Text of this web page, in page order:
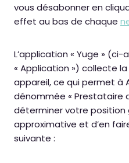
vous désabonner en
effet au bas de chaque
L’application « Yuge »
« Application ») collecte
appareil, ce qui permet à
dénommée « Prestataire
déterminer votre position
approximative et d’en
suivante :